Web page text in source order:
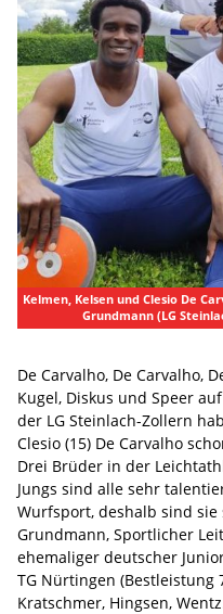
Kelmen, Kelsen und Clesio De
Grundmann (LG
De Carvalho, De Carvalho,
Kugel, Diskus und Speer
der LG Steinlach-Zollern
Clesio (15) De Carvalho
Drei Brüder in der
Jungs sind alle sehr
Wurfsport, deshalb sind
Grundmann, Sportlicher
ehemaliger deutscher
TG Nürtingen (Bestleistung
Kratschmer, Hingsen,